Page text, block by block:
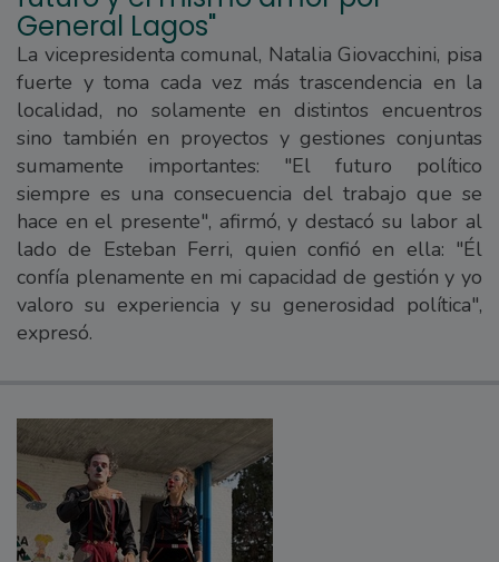
General Lagos"
La vicepresidenta comunal, Natalia Giovacchini, pisa
fuerte y toma cada vez más trascendencia en la
localidad, no solamente en distintos encuentros
sino también en proyectos y gestiones conjuntas
sumamente importantes: "El futuro político
siempre es una consecuencia del trabajo que se
hace en el presente", afirmó, y destacó su labor al
lado de Esteban Ferri, quien confió en ella: "Él
confía plenamente en mi capacidad de gestión y yo
valoro su experiencia y su generosidad política",
expresó.